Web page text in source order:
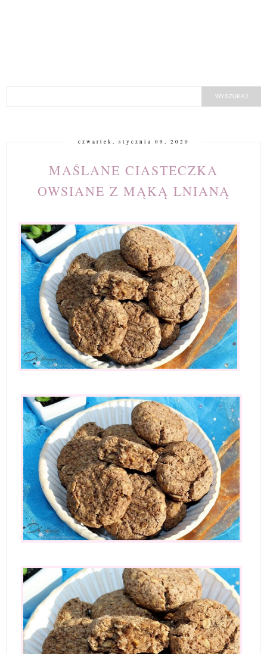
czwartek, stycznia 09, 2020
MAŚLANE CIASTECZKA
OWSIANE Z MĄKĄ LNIANĄ